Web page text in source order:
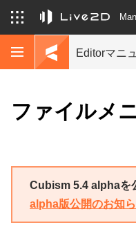
Editorマニ
ファイルメ
Cubism 5.4 alphaを
alpha版公開のお知